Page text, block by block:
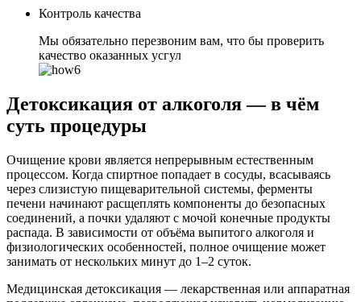
Контроль качества
Мы обязательно перезвоним вам, что бы проверить
качество оказанных усгул
Детоксикация от алкоголя — в чём
суть процедуры
Очищение крови является непрерывным естественным
процессом. Когда спиртное попадает в сосуды, всасываясь
через слизистую пищеварительной системы, ферменты
печени начинают расщеплять компоненты до безопасных
соединений, а почки удаляют с мочой конечные продукты
распада. В зависимости от объёма выпитого алкоголя и
физиологических особенностей, полное очищение может
занимать от нескольких минут до 1–2 суток.
Медицинская детоксикация — лекарственная или аппаратная